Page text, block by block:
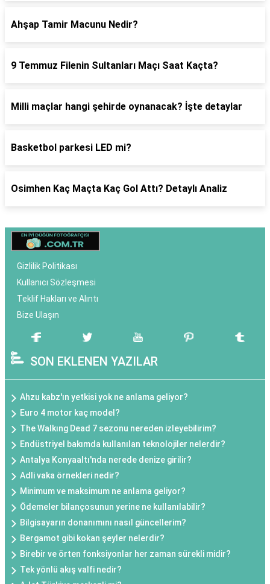
Ahşap Tamir Macunu Nedir?
9 Temmuz Filenin Sultanları Maçı Saat Kaçta?
Milli maçlar hangi şehirde oynanacak? İşte detaylar
Basketbol parkesi LED mi?
Osimhen Kaç Maçta Kaç Gol Attı? Detaylı Analiz
Gizlilik Politikası
Kullanıcı Sözleşmesi
Teklif Hakları ve Alıntı
Bize Ulaşın
SON EKLENEN YAZILAR
Ahzu kabz'ın yetkisi yok ne anlama geliyor?
Euro 4 motor kaç model?
The Walkıng Dead 7 sezonu nereden izleyebilirim?
Endüstriyel bakımda kullanılan teknolojiler nelerdir?
Antalya Konyaaltı'nda nerede denize girilir?
Adli vaka örnekleri nedir?
Minimum ve maksimum ne anlama geliyor?
Ödemeler bilançosunun yerine ne kullanılabilir?
Bilgisayarın donanımını nasıl güncellerim?
Bergamot gibi kokan şeyler nelerdir?
Birebir ve örten fonksiyonlar her zaman sürekli midir?
Tek yönlü akış valfi nedir?